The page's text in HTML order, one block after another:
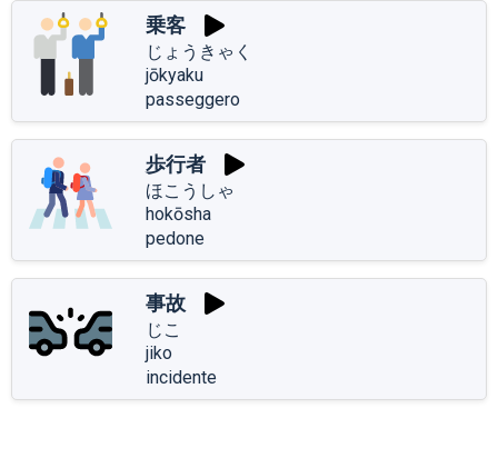
乗客
じょうきゃく
jōkyaku
passeggero
歩行者
ほこうしゃ
hokōsha
pedone
事故
じこ
jiko
incidente